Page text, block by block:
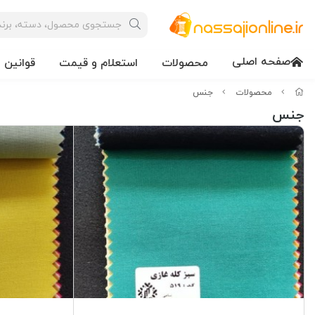
صفحه اصلی محصولات استعلام و قیمت
محصولات جنس
جنس